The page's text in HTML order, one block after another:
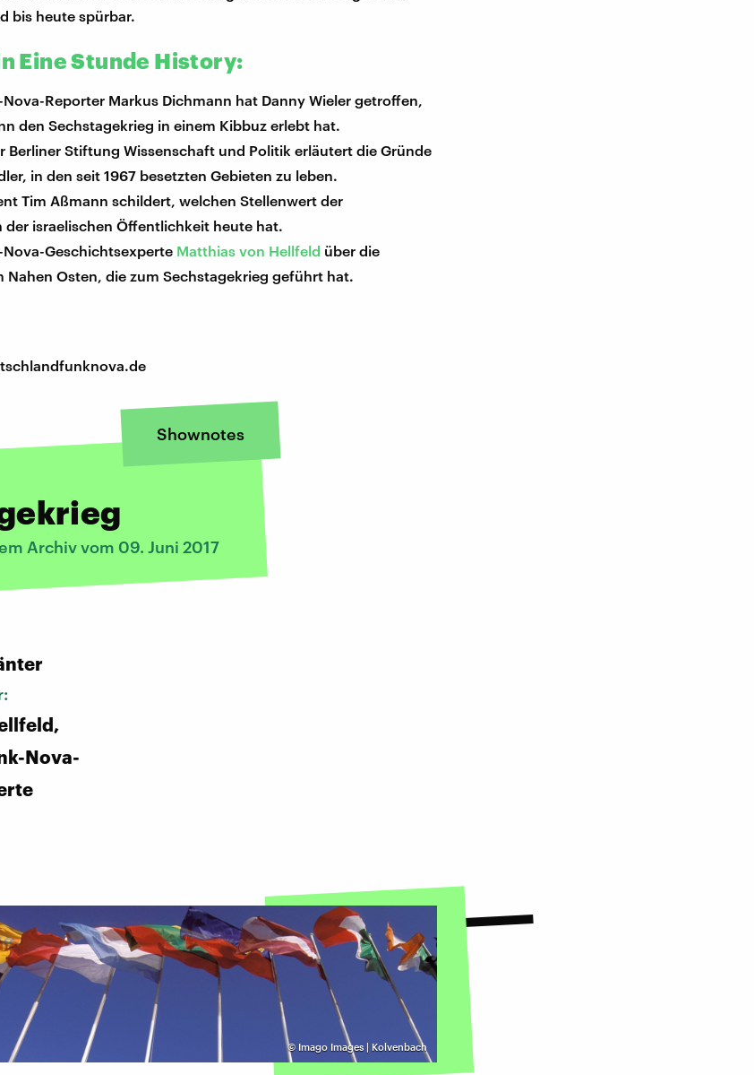
bis heute spürbar.
Eine Stunde History:
Reporter Markus Dichmann hat Danny Wieler getroffen,
den Sechstagekrieg in einem Kibbuz erlebt hat.
Berliner Stiftung Wissenschaft und Politik erläutert die Gründe
in den seit 1967 besetzten Gebieten zu leben.
Tim Aßmann schildert, welchen Stellenwert der
der israelischen Öffentlichkeit heute hat.
Geschichtsexperte Matthias von Hellfeld über die
Nahen Osten, die zum Sechstagekrieg geführt hat.
Shownotes
Archiv vom 09. Juni 2017
Nova-
© Imago Images | Kolvenbach